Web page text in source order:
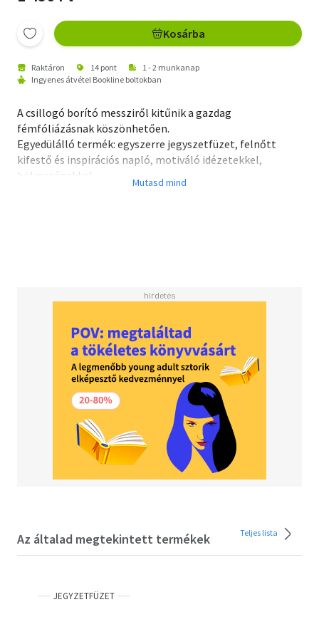
Kosárba
Raktáron 14 pont
1 - 2 munkanap
Ingyenes átvétel Bookline boltokban
A csillogó borító messziről kitűnik a gazdag
fémfóliázásnak köszönhetően.
Egyedülálló termék: egyszerre jegyszetfüzet, felnőtt
kifestő és inspirációs napló, motiváló idézetekkel,
bölcseségekkel.
Az általad megtekintett termékek Teljes lista
JEGYZETFÜZET